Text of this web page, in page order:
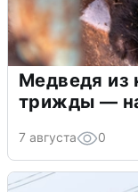
Медведя из
трижды —
7 августа 0